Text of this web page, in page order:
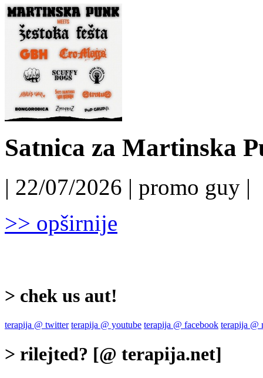
Satnica za Martinska
| 22/07/2026 | promo guy |
>> opširnije
> chek us aut!
terapija @ twitter terapija @ youtube terapija @ facebook terapija @
> rilejted? [@ terapija.net]